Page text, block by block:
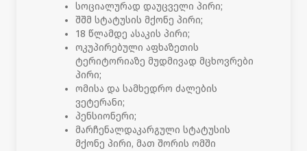
სოციალურად დაუცველი პირი;
შშმ სტატუსის მქონე პირი;
18 წლამდე ასაკის პირი;
ოკუპირებული აფხაზეთის
ტერიტორიაზე მუდმივად მცხოვრები
პირი;
ომისა და სამხედრო ძალების
ვეტერანი;
პენსიონერი;
მარჩენალდაკარგული სტატუსის
მქონე პირი, მათ შორის ომში